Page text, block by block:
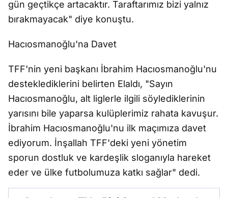
gün geçtikçe artacaktır. Taraftarımız bizi yalnız
bırakmayacak" diye konuştu.
Hacıosmanoğlu'na Davet
TFF'nin yeni başkanı İbrahim Hacıosmanoğlu'nu
desteklediklerini belirten Elaldı, "Sayın
Hacıosmanoğlu, alt liglerle ilgili söylediklerinin
yarısını bile yaparsa kulüplerimiz rahata kavuşur.
İbrahim Hacıosmanoğlu'nu ilk maçımıza davet
ediyorum. İnşallah TFF'deki yeni yönetim
sporun dostluk ve kardeşlik sloganıyla hareket
eder ve ülke futbolumuza katkı sağlar" dedi.